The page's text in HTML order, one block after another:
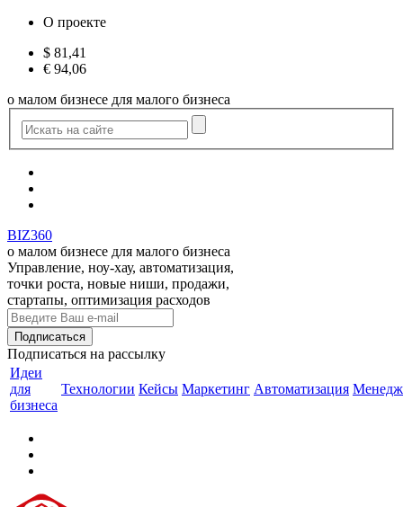
О проекте
$ 81,41
€ 94,06
о малом бизнесе для малого бизнеса
BIZ360
о малом бизнесе для малого бизнеса
Управление, ноу-хау, автоматизация,
точки роста, новые ниши, продажи,
стартапы, оптимизация расходов
Подписаться на рассылку
Идеи
для
бизнеса
Технологии Кейсы Маркетинг Автоматизация